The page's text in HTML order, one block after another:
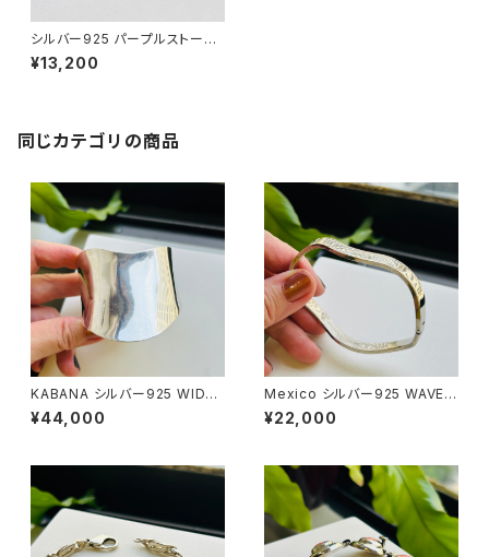
シルバー925 パープルストーン
ミニマルバングル
¥13,200
同じカテゴリの商品
KABANA シルバー925 WIDE
カフバングル
¥44,000
Mexico シルバー925 WAVE開
閉バングル
¥22,000